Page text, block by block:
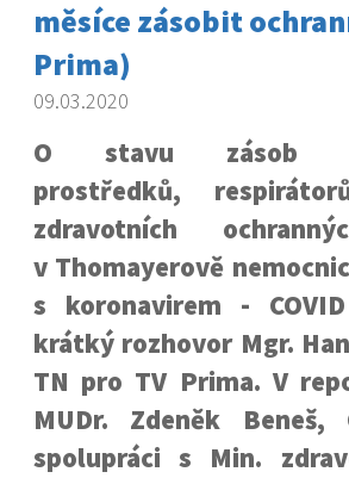
měsíce zásobit
Prima)
09.03.2020
O stavu zásob
prostředků,
zdravotních
v Thomayerově
s koronavirem -
krátký rozhovor Mgr.
TN pro TV Prima. V
MUDr. Zdeněk
spolupráci s Min.